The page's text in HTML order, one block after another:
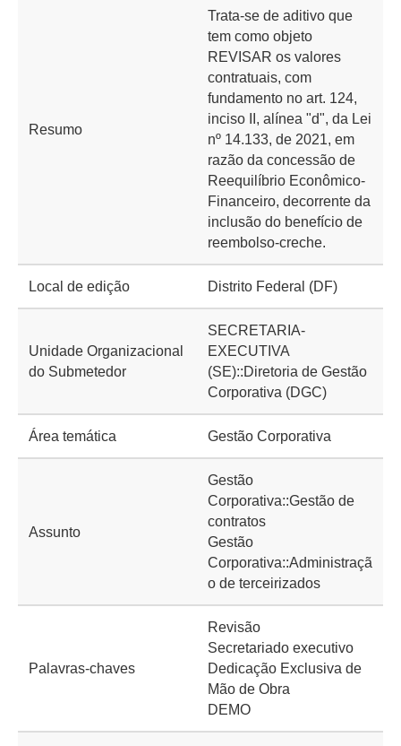
Resumo
Trata-se de aditivo que
tem como objeto
REVISAR os valores
contratuais, com
fundamento no art. 124,
inciso II, alínea "d", da Lei
nº 14.133, de 2021, em
razão da concessão de
Reequilíbrio Econômico-
Financeiro, decorrente da
inclusão do benefício de
reembolso-creche.
Local de edição Distrito Federal (DF)
Unidade Organizacional
do Submetedor
SECRETARIA-
EXECUTIVA
(SE)::Diretoria de Gestão
Corporativa (DGC)
Área temática Gestão Corporativa
Assunto
Gestão
Corporativa::Gestão de
contratos
Gestão
Corporativa::Administraçã
o de terceirizados
Palavras-chaves
Revisão
Secretariado executivo
Dedicação Exclusiva de
Mão de Obra
DEMO